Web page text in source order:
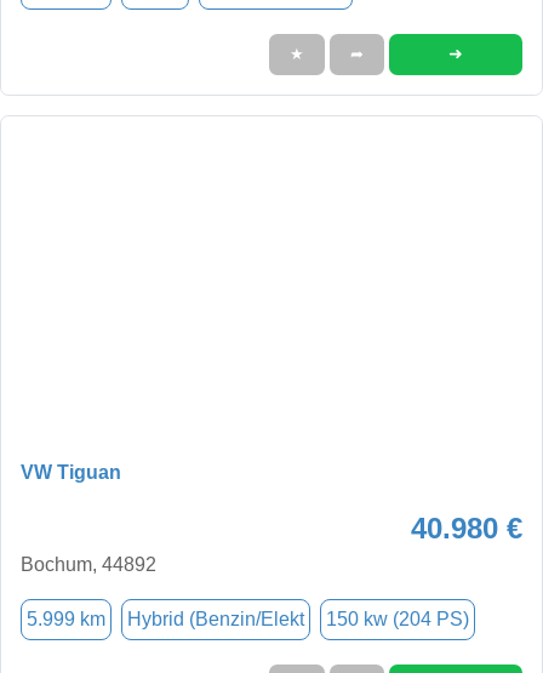
★ ➦ ➜
VW Tiguan
40.980 €
Bochum, 44892
5.999 km Hybrid (Benzin/Elekt 150 kw (204 PS)